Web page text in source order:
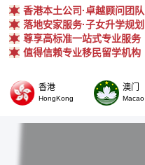
香港本土公司·卓越顾问团队
落地安家服务·子女升学规划
尊享高标准一站式专业服务
值得信赖专业移民留学机构
香港
HongKong
澳门
Macao